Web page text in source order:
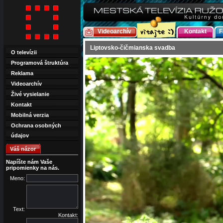
Videoarchív Kontakt
Liptovsko-čičmianska svadba
O televízii
Programová štruktúra
Reklama
Videoarchív
Živé vysielanie
Kontakt
Mobilná verzia
Ochrana osobných
údajov
Váš názor
Napíšte nám Vaše
pripomienky na nás.
Meno:
Text:
Kontakt: